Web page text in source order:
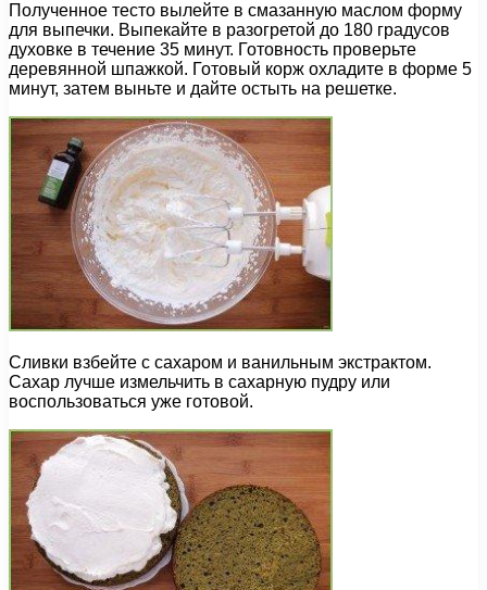
Полученное тесто вылейте в смазанную маслом форму
для выпечки. Выпекайте в разогретой до 180 градусов
духовке в течение 35 минут. Готовность проверьте
деревянной шпажкой. Готовый корж охладите в форме 5
минут, затем выньте и дайте остыть на решетке.
Сливки взбейте с сахаром и ванильным экстрактом.
Сахар лучше измельчить в сахарную пудру или
воспользоваться уже готовой.